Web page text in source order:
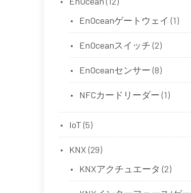
EnOceanゲートウェイ (1)
EnOceanスイッチ (2)
EnOceanセンサー (8)
NFCカードリーダー (1)
IoT (5)
KNX (29)
KNXアクチュエータ (2)